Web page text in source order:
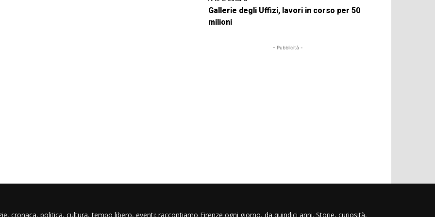
Gallerie degli Uffizi, lavori in corso per 50
milioni
- Pubblicità -
cronaca, politica, cultura, tempo libero, eventi: raccontiamo Firenze ogni giorno, da quindici anni. Storie, curiosità,